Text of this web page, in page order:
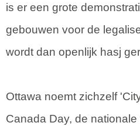
is er een grote
gebouwen voor de
wordt dan openlijk hasj
Ottawa noemt zichzelf
Canada Day, de